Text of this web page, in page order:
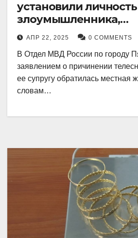
установили личность
злоумышленника,
причинившего
повреждения
АПР 22, 2025 0 COMMENTS
В Отдел МВД России по городу
заявлением о причинении
ее супругу обратилась местная
словам…